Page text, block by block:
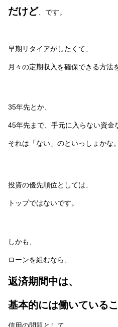
だけど 、です。
早期リタイアがしたくて、
月々の定期収入を確保できる方法
35年先とか、
45年先まで、手元に入らない資金
それは「ない」のといっしょかな。
投資の優先順位としては、
トップではないです。
しかも、
ローンを組むなら、
返済期間中は、
基本的には働いている